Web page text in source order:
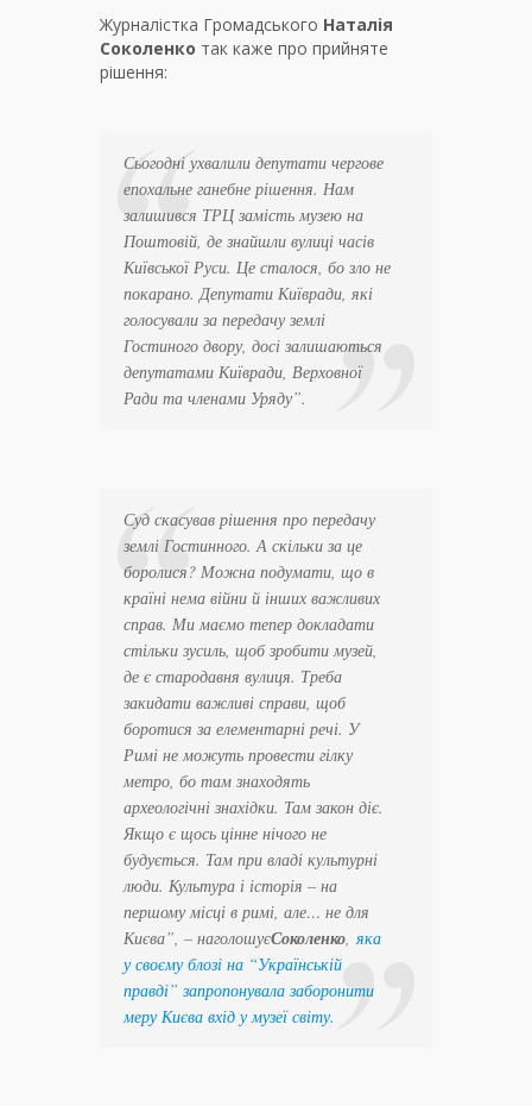
Журналістка Громадського Наталія
Соколенко так каже про прийняте
рішення:
Сьогодні ухвалили депутати чергове
епохальне ганебне рішення. Нам
залишився ТРЦ замість музею на
Поштовій, де знайшли вулиці часів
Київської Руси. Це сталося, бо зло не
покарано. Депутати Київради, які
голосували за передачу землі
Гостиного двору, досі залишаються
депутатами Київради, Верховної
Ради та членами Уряду”.
Суд скасував рішення про передачу
землі Гостинного. А скільки за це
боролися? Можна подумати, що в
країні нема війни й інших важливих
справ. Ми маємо тепер докладати
стільки зусиль, щоб зробити музей,
де є стародавня вулиця. Треба
закидати важливі справи, щоб
боротися за елементарні речі. У
Римі не можуть провести гілку
метро, бо там знаходять
археологічні знахідки. Там закон діє.
Якщо є щось цінне нічого не
будується. Там при владі культурні
люди. Культура і історія – на
першому місці в римі, але… не для
Києва”, – наголошуєСоколенко,яка
у своєму блозі на “Українській
правді” запропонувала заборонити
меру Києва вхід у музеї світу.